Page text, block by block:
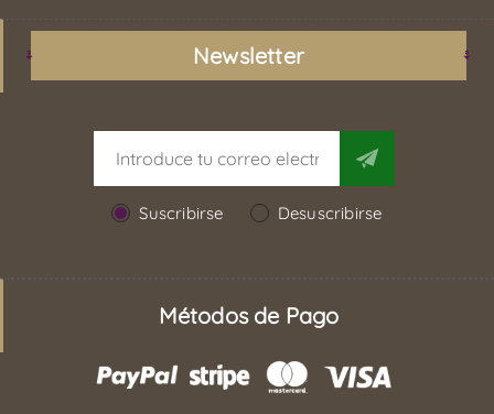
Newsletter
Suscribirse Desuscribirse
Métodos de Pago